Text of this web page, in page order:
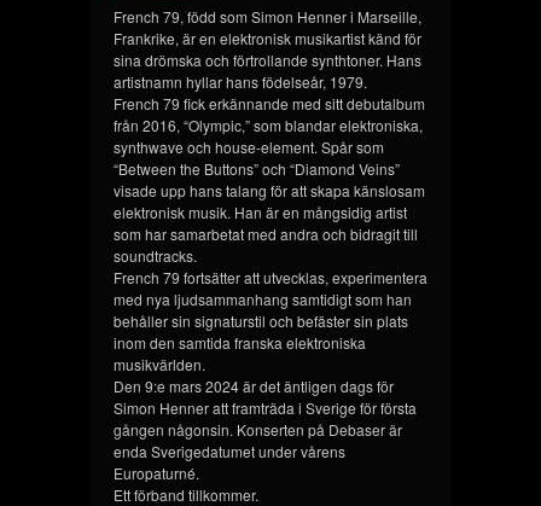
French 79, född som Simon Henner i Marseille,
Frankrike, är en elektronisk musikartist känd för
sina drömska och förtrollande synthtoner. Hans
artistnamn hyllar hans födelseår, 1979.
French 79 fick erkännande med sitt debutalbum
från 2016, “Olympic,” som blandar elektroniska,
synthwave och house-element. Spår som
“Between the Buttons” och “Diamond Veins”
visade upp hans talang för att skapa känslosam
elektronisk musik. Han är en mångsidig artist
som har samarbetat med andra och bidragit till
soundtracks.
French 79 fortsätter att utvecklas, experimentera
med nya ljudsammanhang samtidigt som han
behåller sin signaturstil och befäster sin plats
inom den samtida franska elektroniska
musikvärlden.
Den 9:e mars 2024 är det äntligen dags för
Simon Henner att framträda i Sverige för första
gången någonsin. Konserten på Debaser är
enda Sverigedatumet under vårens
Europaturné.
Ett förband tillkommer.